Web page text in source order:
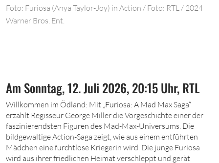
Foto: Furiosa (Anya Taylor-Joy) in Action / Foto: RTL / 2024
Warner Bros. Ent.
Am Sonntag, 12. Juli 2026, 20:15 Uhr, RTL
Willkommen im Ödland: Mit „Furiosa: A Mad Max Saga“
erzählt Regisseur George Miller die Vorgeschichte einer der
faszinierendsten Figuren des Mad-Max-­Universums. Die
bildgewaltige Action-Saga zeigt, wie aus einem entführten
Mädchen eine furchtlose Kriegerin wird. Die junge Furiosa
wird aus ihrer friedlichen Heimat verschleppt und gerät